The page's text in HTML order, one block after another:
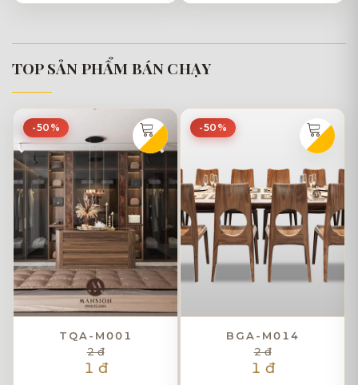
TOP SẢN PHẨM BÁN CHẠY
-50%
TQA-M001
2 đ
1 đ
-50%
BGA-M014
2 đ
1 đ